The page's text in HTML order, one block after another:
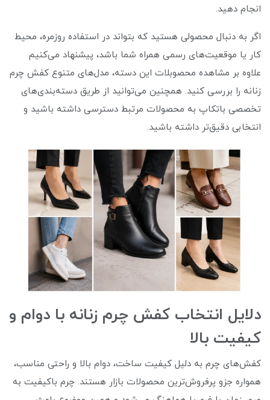
انجام دهید.
اگر به دنبال محصولی هستید که بتواند در استفاده روزمره، محیط
کار یا موقعیت‌های رسمی همراه شما باشد، پیشنهاد می‌کنیم
علاوه بر مشاهده محصوبلات این دسته، مدل‌های متنوع کفش چرم
زنانه را بررسی کنید. همچنین می‌توانید از طریق دسته‌بندی‌های
تخصصی باتکاپ به محصولات مرتبط دسترسی داشته باشید و
انتخابی دقیق‌تر داشته باشید.
دلایل انتخاب کفش چرم زنانه با دوام و
کیفیت بالا
کفش‌های چرم به دلیل کیفیت ساخت، دوام بالا و راحتی مناسب،
همواره جزو پرفروش‌ترین محصولات بازار هستند. چرم باکیفیت به